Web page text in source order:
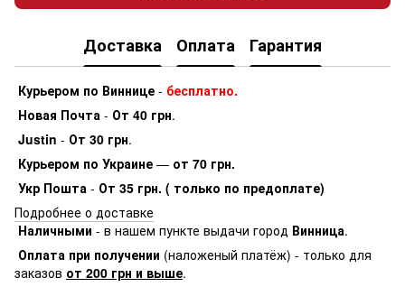
Доставка Оплата Гарантия
Курьером по Виннице - бесплатно.
Новая Почта - От 40 грн.
Justin - От 30 грн.
Курьером по Украине — от 70 грн.
Укр Пошта - От 35 грн. ( только по предоплате)
Подробнее о доставке
Наличными - в нашем пункте выдачи город Винница.
Оплата при получении (наложеный платёж) - только для
заказов от 200 грн и выше.